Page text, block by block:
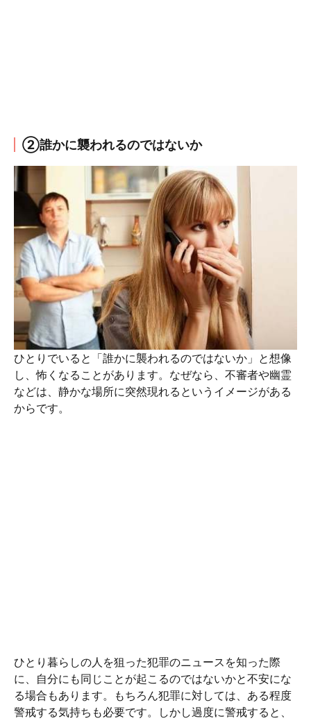
②誰かに襲われるのではないか
ひとりでいると「誰かに襲われるのではないか」と想像
し、怖くなることがあります。なぜなら、不審者や幽霊
などは、静かな場所に突然現れるというイメージがある
からです。
ひとり暮らしの人を狙った犯罪のニュースを知った際
に、自分にも同じことが起こるのではないかと不安にな
る場合もあります。もちろん犯罪に対しては、ある程度
警戒する気持ちも必要です。しかし過度に警戒すると、